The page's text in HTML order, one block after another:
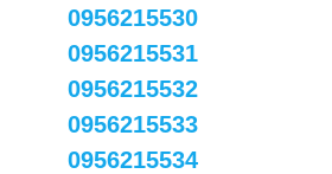
0956215530
0956215531
0956215532
0956215533
0956215534